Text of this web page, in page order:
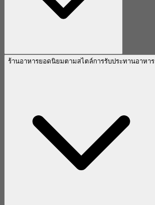
ร้านอาหารยอดนิยมตามสไตล์การรับประทานอาหาร